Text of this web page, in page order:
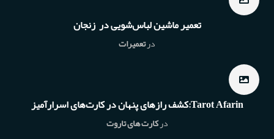
تعمیر ماشین لباس‌شویی در زنجان
درتعمیرات
Tarot Afarin:کشف رازهای پنهان در کارت‌های اسرارآمیز
درکارت های تاروت